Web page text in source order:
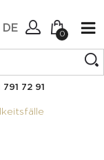
DE
0
791 72 91